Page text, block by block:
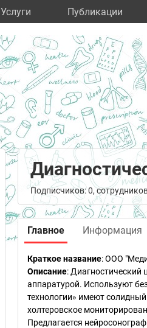
Услуги Публикации
Подписчиков: 0,
Главное Информация
Краткое название:ООО
Описание: Диагностический
аппаратурой. Используют
технологии» имеют
холтеровское
Предлагается